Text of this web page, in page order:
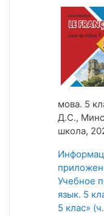
мова. 5
Д.С.,
школа,
Учебное
язык. 5
5 клас»